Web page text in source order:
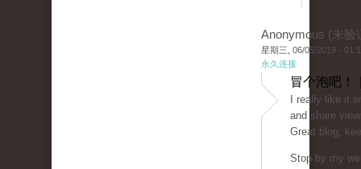
Anonymous (未验
星期三, 06/05/2019 -
永久连接
冒个泡吧！
I really like it
and share
Great blog,
Stop by my